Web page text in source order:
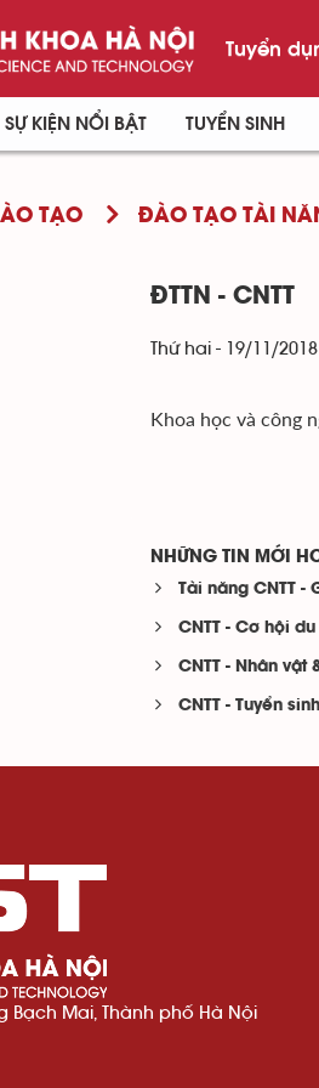
Tuyển
SỰ KIỆN NỔI BẬT TUYỂN SINH
TẠO ĐÀO TẠO TÀI
ĐTTN - CNTT
Thứ hai - 19/11/
Khoa học và công
NHỮNG TIN MỚI
Tài năng CNTT -
CNTT - Cơ hội
CNTT - Nhân vật
CNTT - Tuyển sinh
Bạch Mai, Thành phố Hà Nội